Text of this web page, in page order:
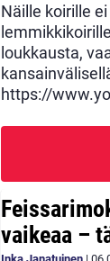
Näille koirille
loukkausta,
https://
vaikeaa –